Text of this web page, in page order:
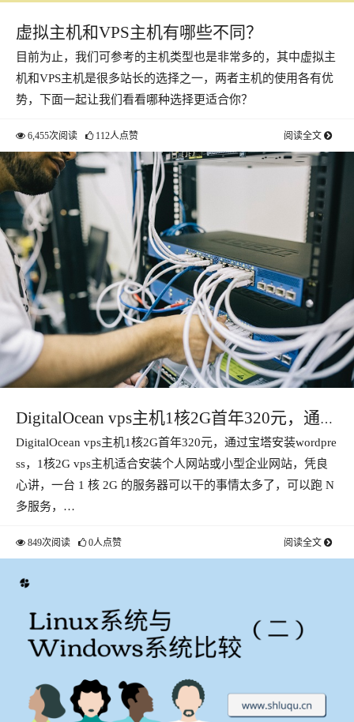
虚拟主机和VPS主机有哪些不同？
目前为止，我们可参考的主机类型也是非常多的，其中虚拟主
机和VPS主机是很多站长的选择之一，两者主机的使用各有优
势，下面一起让我们看看哪种选择更适合你？
6,455次阅读 112人点赞 阅读全文
DigitalOcean vps主机1核2G首年320元，通过
宝塔安装wordpress
DigitalOcean vps主机1核2G首年320元，通过宝塔安装wordpre
ss，1核2G vps主机适合安装个人网站或小型企业网站，凭良
心讲，一台 1 核 2G 的服务器可以干的事情太多了，可以跑 N
多服务，…
849次阅读 0人点赞 阅读全文